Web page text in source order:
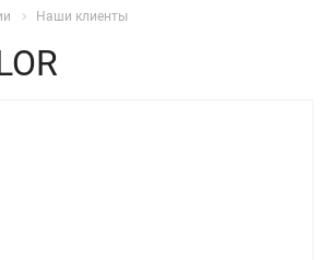
Наши клиенты